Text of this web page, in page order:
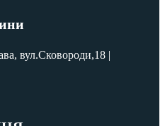
вул.Сковороди,18 |